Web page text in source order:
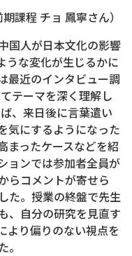
期課程 チョ 鳳寧さん）
国人が日本文化の影響
うな変化が生じるかに
最近のインタビュー調
テーマを深く理解し
、来日後に言葉遣い
気にするようになった
まったケースなどを紹
ョンでは参加者全員が
らコメントが寄せら
た。授業の終盤で先生
、自分の研究を見直す
より偏りのない視点を